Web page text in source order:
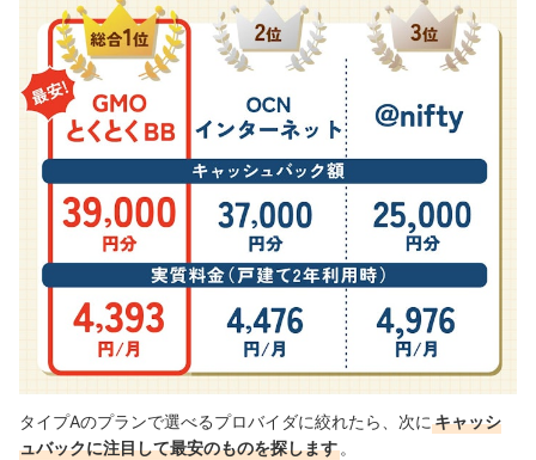
タイプAのプランで選べるプロバイダに絞れたら、次に キャッシ
ュバックに注目して最安のものを探します 。